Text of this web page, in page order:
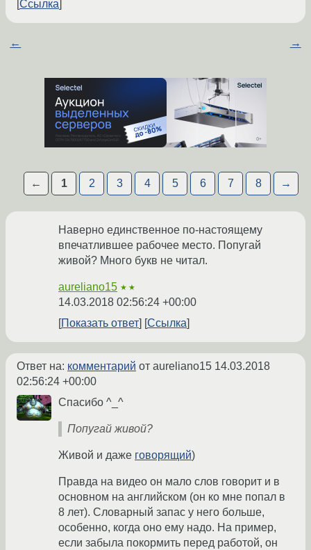
Ссылка
← →
← 1 2 3 4 5 6 7 8 →
Наверно единственное по-настоящему
впечатлившее рабочее место. Попугай
живой? Много букв не читал.
aureliano15 ★★
14.03.2018 02:56:24 +00:00
Показать ответ
Ссылка
Ответ на: комментарий от aureliano15 14.03.2018
02:56:24 +00:00
Спасибо ^_^
Попугай живой?
Живой и даже говорящий)
Правда на видео он мало слов говорит и в
основном на английском (он ко мне попал в
8 лет). Словарный запас у него больше,
особенно, когда оно ему надо. На пример,
если забыла покормить перед работой, он